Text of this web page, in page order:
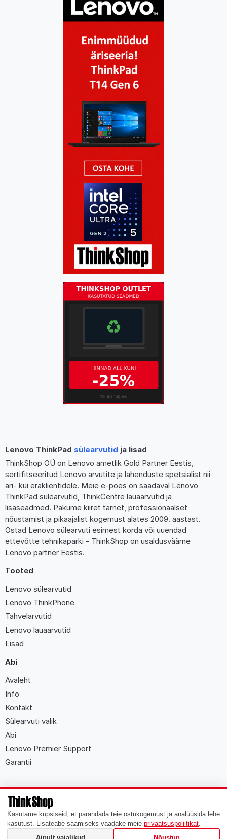
Kasutame küpsiseid, et parandada teie ostukogemust ja analüüsida lehe
kasutust. Lisateabe saamiseks vaadake meie privaatsuspoliitikat.
Lenovo ThinkPad sülearvutid ja lisad
ThinkShop OÜ on Lenovo ametlik Gold Partner Eestis,
sertifitseeritud Lenovo arvutite ja lahenduste spetsialist nii
äri- kui eraklientidele. Meie e-poes on saadaval Lenovo
ThinkPad sülearvutid, ThinkCentre lauaarvutid ja
lisaseadmed. Pakume kiiret tarnet, professionaalset
nõustamist ja pikaajalist kogemust alates 2009. aastast.
Ostad Lenovo sülearvuti esimest korda või uuendad
ettevõtte tehnikaparki - ThinkShop on usaldusväärne
Lenovo partner Eestis.
Tooted
Lenovo sülearvutid
Lenovo ThinkPhone
Tahvelarvutid
Lenovo lauaarvutid
Lisad
Abi
Avaleht
Info
Kontakt
Sülearvuti valik
Abi
Lenovo Premier Support
Garantii
ThinkShop.ee2009 - 2026 Kõik õigused kaitstud
Lenovo, Lenovo Care, ThinkPad, ThinkCentre, ThinkVision, ThinkServer,
ThinkPlus and ThinkVantage are registred trademarks of Lenovo